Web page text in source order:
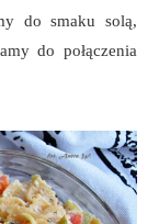
do smaku solą,
do połączenia